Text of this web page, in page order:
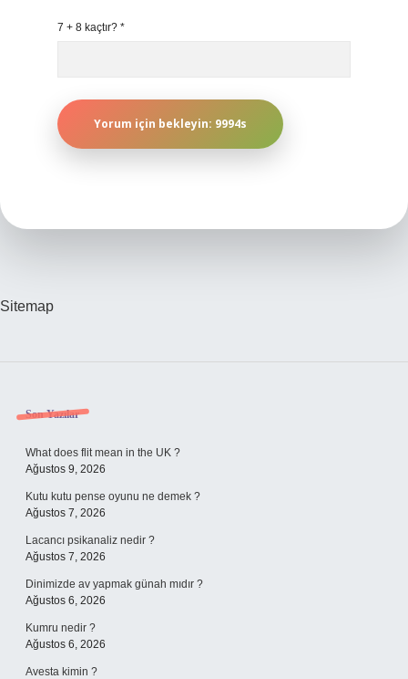
7 + 8 kaçtır? *
Sitemap
Sidebar
Son Yazılar
What does flit mean in the UK ?
Ağustos 9, 2026
Kutu kutu pense oyunu ne demek ?
Ağustos 7, 2026
Lacancı psikanaliz nedir ?
Ağustos 7, 2026
Dinimizde av yapmak günah mıdır ?
Ağustos 6, 2026
Kumru nedir ?
Ağustos 6, 2026
Avesta kimin ?